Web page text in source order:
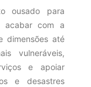
ousado para
acabar com a
dimensões até
vulneráveis,
e apoiar
e desastres